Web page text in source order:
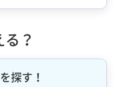
る？
探す！